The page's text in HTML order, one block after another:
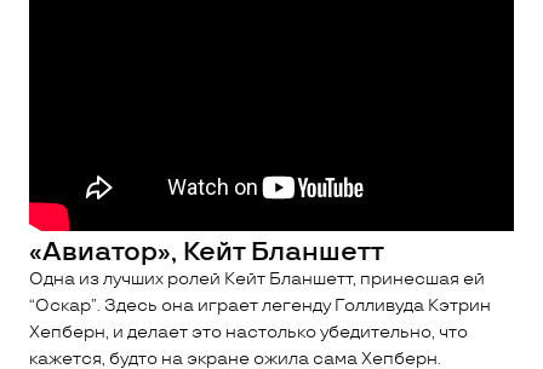
«Авиатор», Кейт Бланшетт
Одна из лучших ролей Кейт Бланшетт, принесшая ей
“Оскар”. Здесь она играет легенду Голливуда Кэтрин
Хепберн, и делает это настолько убедительно, что
кажется, будто на экране ожила сама Хепберн.